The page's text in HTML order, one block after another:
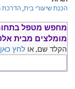
הכנת שיעורי בית,הדרכת
מחפש מטפל
מומלצים מבית
הקלד שם, או לחץ כאן